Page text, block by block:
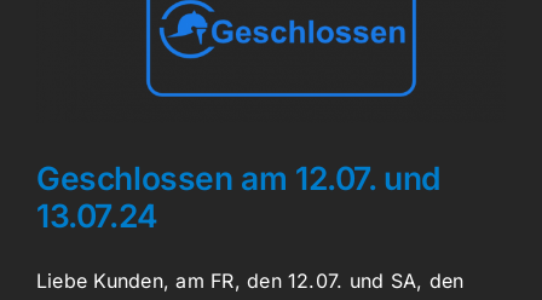
Geschlossen am 12.07. und
13.07.24
Liebe Kunden, am FR, den 12.07. und SA, den